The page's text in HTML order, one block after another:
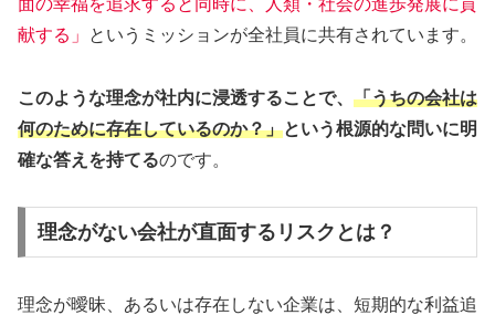
献する」
というミッションが全社員に共有されています。
このような理念が社内に浸透することで、 「うちの会社は
何のために存在しているのか？」という根源的な問いに明
確な答えを持てるのです。
理念がない会社が直面するリスクとは？
理念が曖昧、あるいは存在しない企業は、短期的な利益追